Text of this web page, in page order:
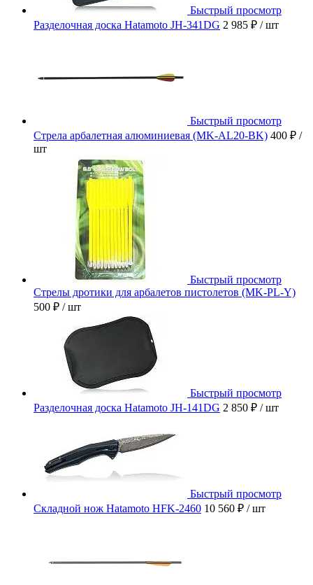
Быстрый просмотр
Разделочная доска Hatamoto JH-341DG 2 985 ₽ / шт
Быстрый просмотр
Стрела арбалетная алюминиевая (MK-AL20-BK) 400 ₽ /
шт
Быстрый просмотр
Стрелы дротики для арбалетов пистолетов (MK-PL-Y)
500 ₽ / шт
Быстрый просмотр
Разделочная доска Hatamoto JH-141DG 2 850 ₽ / шт
Быстрый просмотр
Складной нож Hatamoto HFK-2460 10 560 ₽ / шт